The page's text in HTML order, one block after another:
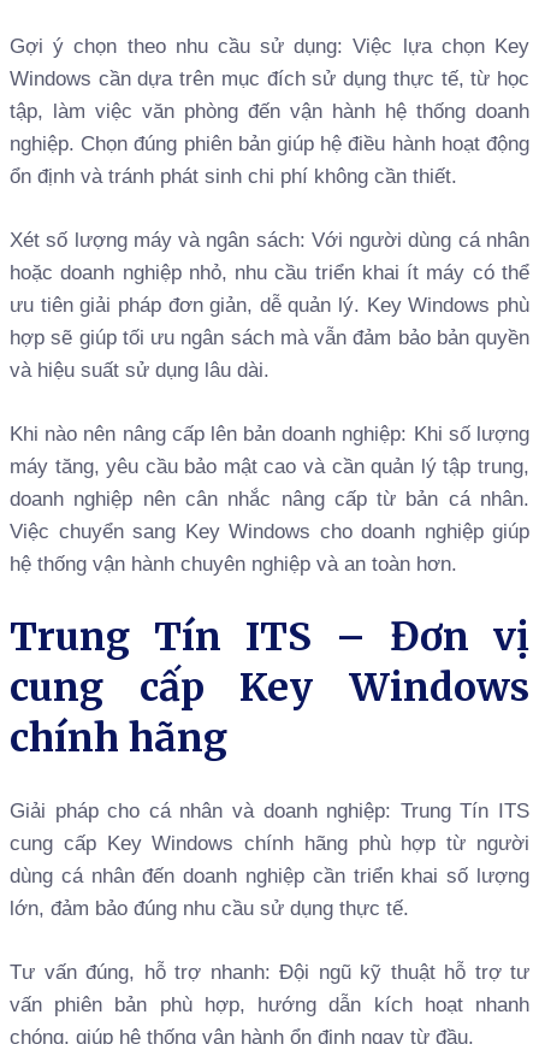
Gợi ý chọn theo nhu cầu sử dụng: Việc lựa chọn Key
Windows cần dựa trên mục đích sử dụng thực tế, từ học
tập, làm việc văn phòng đến vận hành hệ thống doanh
nghiệp. Chọn đúng phiên bản giúp hệ điều hành hoạt động
ổn định và tránh phát sinh chi phí không cần thiết.
Xét số lượng máy và ngân sách: Với người dùng cá nhân
hoặc doanh nghiệp nhỏ, nhu cầu triển khai ít máy có thể
ưu tiên giải pháp đơn giản, dễ quản lý. Key Windows phù
hợp sẽ giúp tối ưu ngân sách mà vẫn đảm bảo bản quyền
và hiệu suất sử dụng lâu dài.
Khi nào nên nâng cấp lên bản doanh nghiệp: Khi số lượng
máy tăng, yêu cầu bảo mật cao và cần quản lý tập trung,
doanh nghiệp nên cân nhắc nâng cấp từ bản cá nhân.
Việc chuyển sang Key Windows cho doanh nghiệp giúp
hệ thống vận hành chuyên nghiệp và an toàn hơn.
Trung Tín ITS – Đơn vị
cung cấp Key Windows
chính hãng
Giải pháp cho cá nhân và doanh nghiệp: Trung Tín ITS
cung cấp Key Windows chính hãng phù hợp từ người
dùng cá nhân đến doanh nghiệp cần triển khai số lượng
lớn, đảm bảo đúng nhu cầu sử dụng thực tế.
Tư vấn đúng, hỗ trợ nhanh: Đội ngũ kỹ thuật hỗ trợ tư
vấn phiên bản phù hợp, hướng dẫn kích hoạt nhanh
chóng, giúp hệ thống vận hành ổn định ngay từ đầu.